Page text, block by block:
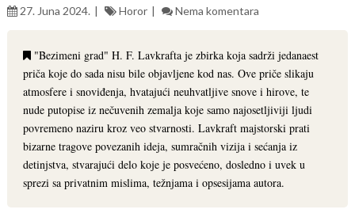
27. Juna 2024.
Horor Nema komentara
"Bezimeni grad" H. F. Lavkrafta je zbirka koja sadrži jedanaest
priča koje do sada nisu bile objavljene kod nas. Ove priče slikaju
atmosfere i snoviđenja, hvatajući neuhvatljive snove i hirove, te
nude putopise iz nečuvenih zemalja koje samo najosetljiviji ljudi
povremeno naziru kroz veo stvarnosti. Lavkraft majstorski prati
bizarne tragove povezanih ideja, sumračnih vizija i sećanja iz
detinjstva, stvarajući delo koje je posvećeno, dosledno i uvek u
sprezi sa privatnim mislima, težnjama i opsesijama autora.